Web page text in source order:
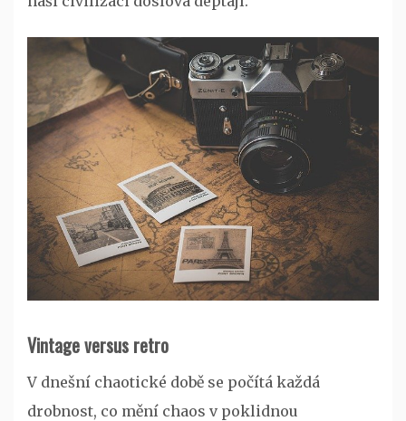
Vintage versus retro
V dnešní chaotické době se počítá každá
drobnost, co mění chaos v poklidnou